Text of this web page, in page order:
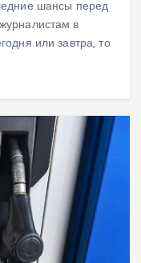
шансы перед
в
или завтра, то